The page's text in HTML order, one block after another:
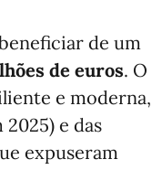
de um
de euros. O
e moderna,
2025) e das
expuseram